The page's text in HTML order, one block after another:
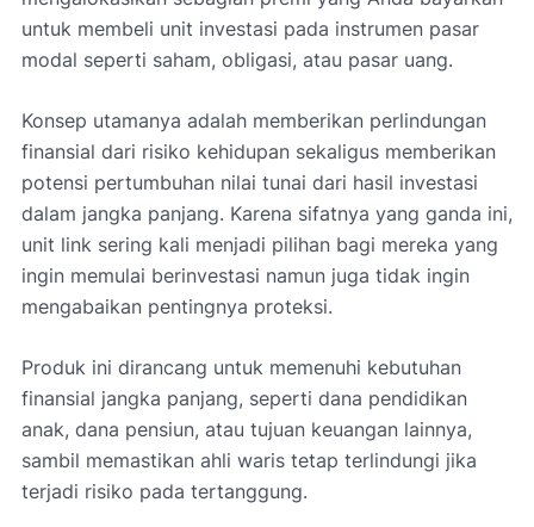
untuk membeli unit investasi pada instrumen pasar
modal seperti saham, obligasi, atau pasar uang.
Konsep utamanya adalah memberikan perlindungan
finansial dari risiko kehidupan sekaligus memberikan
potensi pertumbuhan nilai tunai dari hasil investasi
dalam jangka panjang. Karena sifatnya yang ganda ini,
unit link sering kali menjadi pilihan bagi mereka yang
ingin memulai berinvestasi namun juga tidak ingin
mengabaikan pentingnya proteksi.
Produk ini dirancang untuk memenuhi kebutuhan
finansial jangka panjang, seperti dana pendidikan
anak, dana pensiun, atau tujuan keuangan lainnya,
sambil memastikan ahli waris tetap terlindungi jika
terjadi risiko pada tertanggung.